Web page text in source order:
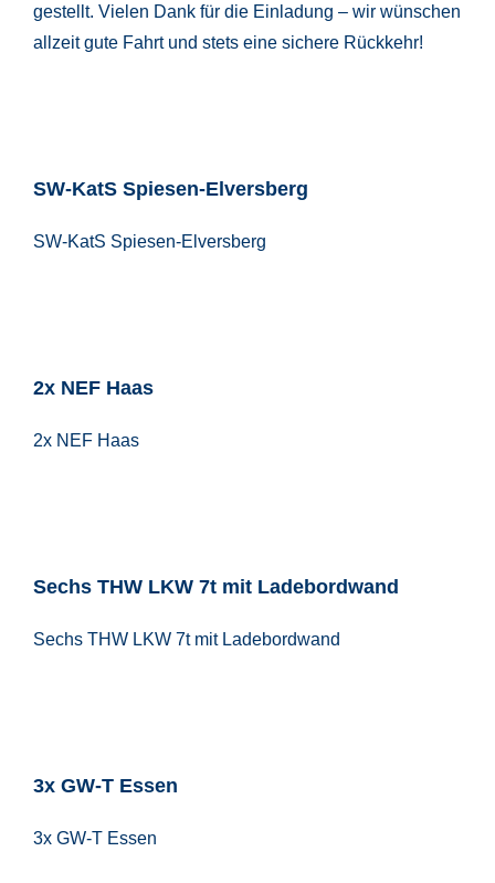
gestellt. Vielen Dank für die Einladung – wir wünschen
allzeit gute Fahrt und stets eine sichere Rückkehr!
SW-KatS Spiesen-Elversberg
SW-KatS Spiesen-Elversberg
2x NEF Haas
2x NEF Haas
Sechs THW LKW 7t mit Ladebordwand
Sechs THW LKW 7t mit Ladebordwand
3x GW-T Essen
3x GW-T Essen